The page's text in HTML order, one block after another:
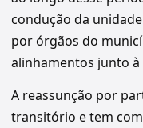
condução da
por órgãos do
alinhamentos junto à
A reassunção por
transitório e tem